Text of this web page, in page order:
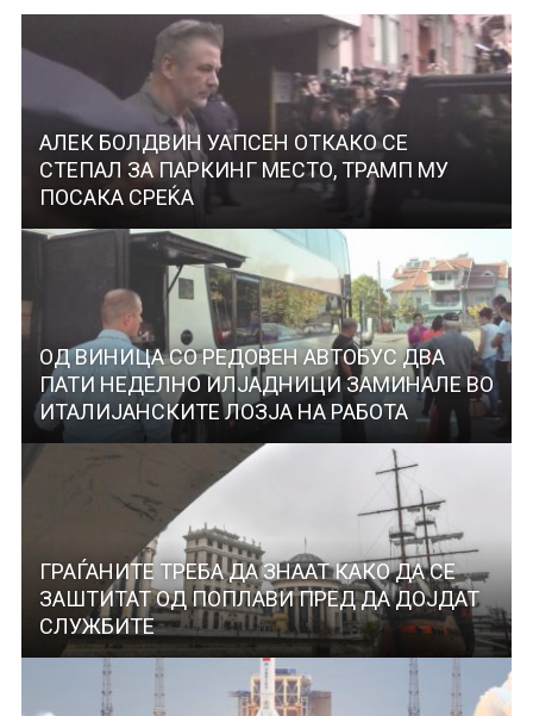
АЛЕК БОЛДВИН УАПСЕН ОТКАКО СЕ
СТЕПАЛ ЗА ПАРКИНГ МЕСТО, ТРАМП МУ
ПОСАКА СРЕЌА
ОД ВИНИЦА СО РЕДОВЕН АВТОБУС ДВА
ПАТИ НЕДЕЛНО ИЛЈАДНИЦИ ЗАМИНАЛЕ ВО
ИТАЛИЈАНСКИТЕ ЛОЗЈА НА РАБОТА
ГРАЃАНИТЕ ТРЕБА ДА ЗНААТ КАКО ДА СЕ
ЗАШТИТАТ ОД ПОПЛАВИ ПРЕД ДА ДОЈДАТ
СЛУЖБИТЕ